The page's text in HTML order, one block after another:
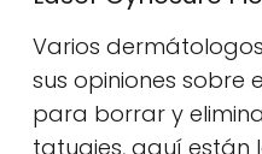
Varios
sus opiniones sobre
para borrar y
tatuajes, aquí están